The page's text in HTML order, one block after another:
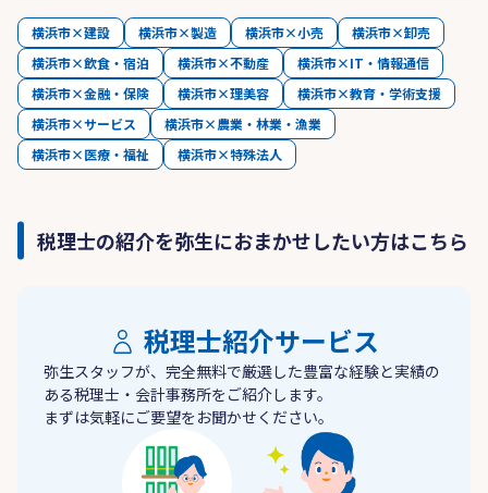
横浜市×建設 横浜市×製造 横浜市×小売
横浜市×卸売
横浜市×飲食・宿泊
横浜市×不動産
横浜市×IT・情報通信
横浜市×金融・保険
横浜市×理美容
横浜市×教育・学術支援
横浜市×サービス
横浜市×農業・林業・漁業
横浜市×医療・福祉
横浜市×特殊法人
税理士の紹介を弥生におまかせしたい方はこちら
税理士紹介サービス
弥生スタッフが、完全無料で厳選した豊富な経験と実績の
ある税理士・会計事務所をご紹介します。
まずは気軽にご要望をお聞かせください。